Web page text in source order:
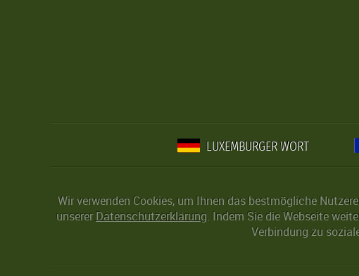
LUXEMBURGER WORT
Wir verwenden Cookies, um Ihnen das bestmögliche
unserer Datenschutzerklärung. Indem Sie die Webseite
Verbindung zu